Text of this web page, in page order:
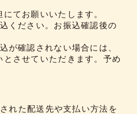
てお願いいたします。
ください。お振込確認後の
が確認されない場合には、
させていただきます。予め
れた配送先や支払い方法を